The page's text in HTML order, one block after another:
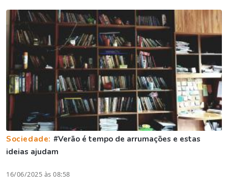
Sociedade: #Verão é tempo de arrumações e estas
ideias ajudam
16/06/2025 às 08:58